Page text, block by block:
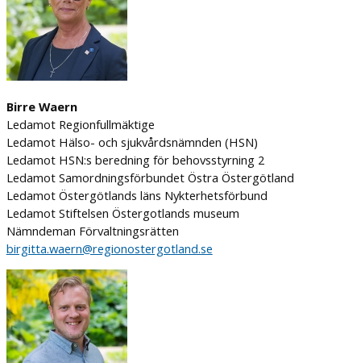
Birre Waern
Ledamot Regionfullmäktige
Ledamot Hälso- och sjukvårdsnämnden (HSN)
Ledamot HSN:s beredning för behovsstyrning 2
Ledamot Samordningsförbundet Östra Östergötland
Ledamot Östergötlands läns Nykterhetsförbund
Ledamot Stiftelsen Östergotlands museum
Nämndeman Förvaltningsrätten
birgitta.waern@regionostergotland.se